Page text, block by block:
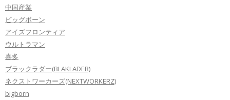
中国産業
ビッグボーン
アイズフロンティア
ウルトラマン
喜多
ブラックラダー(BLAKLADER)
ネクストワーカーズ(NEXTWORKERZ)
bigborn